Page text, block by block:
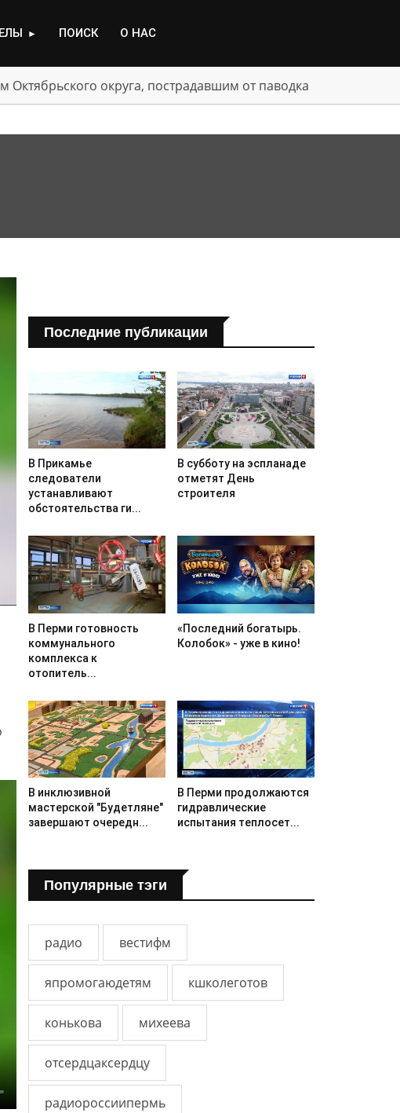
► ПОИСК О НАС
округа, пострадавшим от паводка
Последние публикации
В Прикамье
следователи
устанавливают
обстоятельства ги...
В субботу на эспланаде
отметят День
строителя
В Перми готовность
коммунального
комплекса к
отопитель...
«Последний богатырь.
Колобок» - уже в кино!
В инклюзивной
мастерской "Будетляне"
завершают очередн...
В Перми продолжаются
гидравлические
испытания теплосет...
Популярные тэги
радио вестифм
япромогаюдетям кшколеготов
конькова михеева
отсердцаксердцу
радиороссиипермь